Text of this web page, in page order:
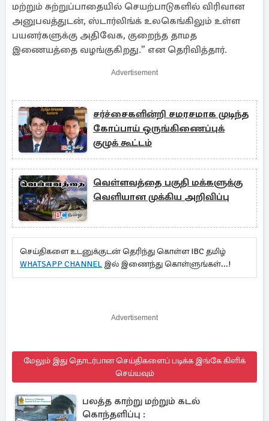
மற்றும் சுற்றுப்பாதையில் செயற்பாடுகளில் விரிவான
அனுபவத்துடன், ஸ்டார்லிங்க் உலகெங்கிலும் உள்ள
பயனர்களுக்கு அதிவேக, குறைந்த தாமத
இணையத்தை வழங்குகிறது.” என தெரிவித்தார்.
Advertisement
சர்ச்சைகளின்றி சமரசமாக முடிந்த
கோப்பாய் ஒருங்கிணைப்புக்
குழுக் கூட்டம்
வெள்ளவத்தை பகுதி மக்களுக்கு
வெளியான முக்கிய அறிவிப்பு
செய்திகளை உடனுக்குடன் தெரிந்து கொள்ள IBC தமிழ்
WHATSAPP CHANNEL இல் இணைந்து கொள்ளுங்கள்...!
Advertisement
மேலும் இது தொடர்பான செய்திகளைப் படிக்க இங்கே கிளிக்
செய்யவும்
பலத்த காற்று மற்றும் கடல்
கொந்தளிப்பு :